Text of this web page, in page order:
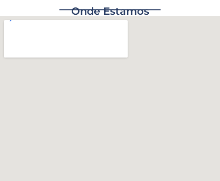
Onde Estamos